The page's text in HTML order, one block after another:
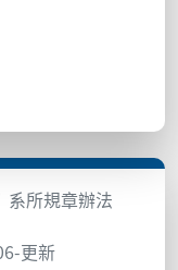
系所規章辦法
更新